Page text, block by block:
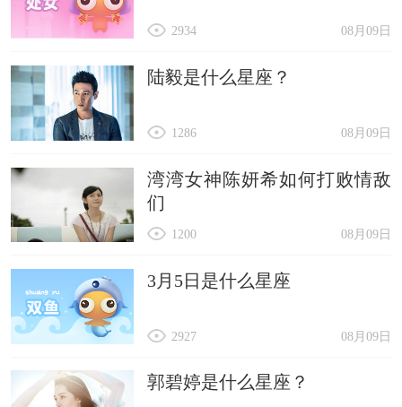
08月09日
2934
陆毅是什么星座？
08月09日
1286
湾湾女神陈妍希如何打败情敌
们
08月09日
1200
3月5日是什么星座
08月09日
2927
郭碧婷是什么星座？